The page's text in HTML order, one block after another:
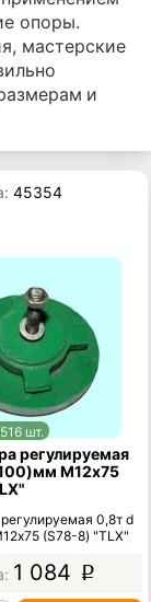
опоры.
мастерские
и
45354
шт.
регулируемая
0,8т d
(S78-8) "TLX"
1 084 p